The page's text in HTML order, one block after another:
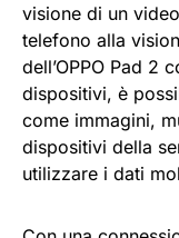
visione di un
telefono alla
dell’OPPO Pad 2
dispositivi, è
come immagini,
dispositivi della
utilizzare i dati